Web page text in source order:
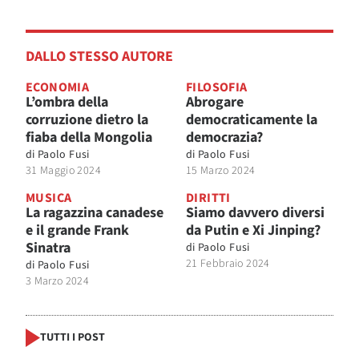
DALLO STESSO AUTORE
ECONOMIA
L’ombra della
corruzione dietro la
fiaba della Mongolia
di Paolo Fusi
31 Maggio 2024
FILOSOFIA
Abrogare
democraticamente la
democrazia?
di Paolo Fusi
15 Marzo 2024
MUSICA
La ragazzina canadese
e il grande Frank
Sinatra
di Paolo Fusi
3 Marzo 2024
DIRITTI
Siamo davvero diversi
da Putin e Xi Jinping?
di Paolo Fusi
21 Febbraio 2024
TUTTI I POST